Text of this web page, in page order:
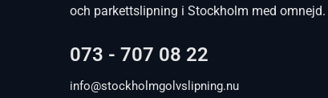
och parkettslipning i Stockholm med omnejd.
073 - 707 08 22
info@stockholmgolvslipning.nu